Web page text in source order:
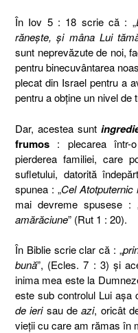
În Iov 5 : 18 scrie că : „
răneşte, şi mâna Lui
sunt neprevăzute de noi,
pentru binecuvântarea
plecat din Israel pentru a
pentru a obţine un nivel de
Dar, acestea sunt
frumos : plecarea într-
pierderea familiei, care
sufletului, datorită
spunea : „Cel
mai devreme spusese :
amărăciune” (Rut 1 : 20).
În Biblie scrie clar că : „
bună”, (Ecles. 7 : 3) şi
inima mea este la
este sub controlul Lui
de ierisau deazi, oricât
vieţii cu care am rămas în